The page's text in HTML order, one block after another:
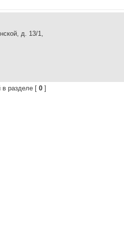
д. 13/1,
в разделе [ 0]